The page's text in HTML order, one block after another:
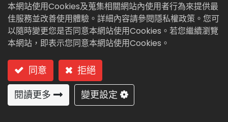
型號: GV-20 油水分離機(管式系列)
本網站使用Cookies及蒐集相關網站內使用者行為來提供最
佳服務並改善使用體驗。詳細內容請參閱隱私權政策。您可
以隨時變更您是否同意本網站使用Cookies。若您繼續瀏覽
本網站，即表示您同意本網站使用Cookies。
同意
拒絕
閱讀更多
變更設定